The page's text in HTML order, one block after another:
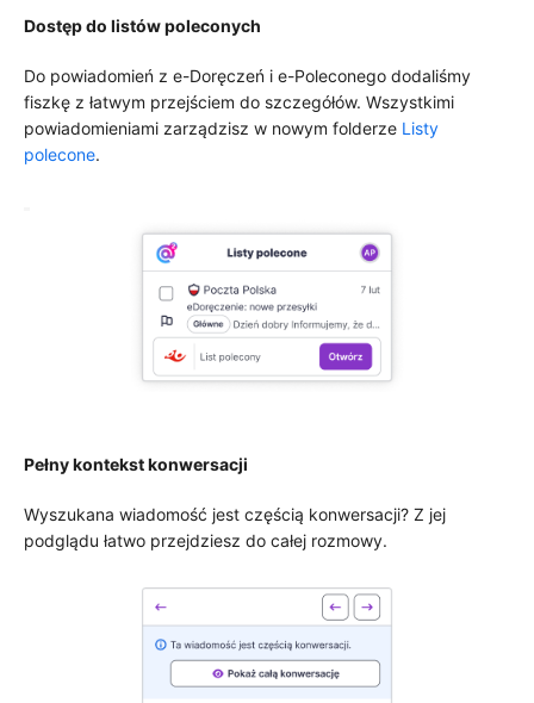
Dostęp do listów poleconych
Do powiadomień z e-Doręczeń i e-Poleconego dodaliśmy
fiszkę z łatwym przejściem do szczegółów. Wszystkimi
powiadomieniami zarządzisz w nowym folderze Listy
polecone.
Pełny kontekst konwersacji
Wyszukana wiadomość jest częścią konwersacji? Z jej
podglądu łatwo przejdziesz do całej rozmowy.